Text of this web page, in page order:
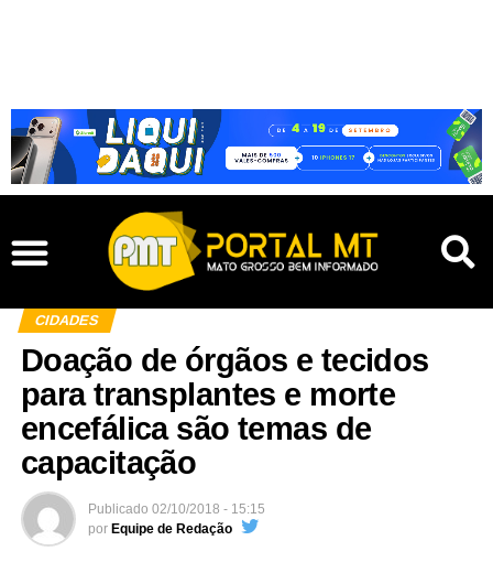
CIDADES
Doação de órgãos e tecidos
para transplantes e morte
encefálica são temas de
capacitação
Publicado 02/10/2018 - 15:15
por Equipe de Redação